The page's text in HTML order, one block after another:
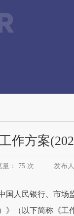
作方案
量： 75 次 发布
人民银行、市场
》（以下简称《